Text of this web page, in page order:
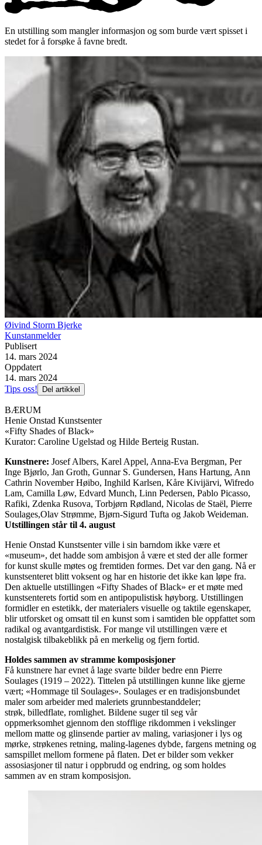
En utstilling som mangler informasjon og som burde vært spisset i
stedet for å forsøke å favne bredt.
Øivind Storm Bjerke
Kunstanmelder
Publisert
14. mars 2024
Oppdatert
14. mars 2024
Tips oss!
Del artikkel
BÆRUM
Henie Onstad Kunstsenter
«Fifty Shades of Black»
Kurator: Caroline Ugelstad og Hilde Berteig Rustan.
Kunstnere: Josef Albers, Karel Appel, Anna-Eva Bergman, Per
Inge Bjørlo, Jan Groth, Gunnar S. Gundersen, Hans Hartung, Ann
Cathrin November Høibo, Inghild Karlsen, Kåre Kivijärvi, Wifredo
Lam, Camilla Løw, Edvard Munch, Linn Pedersen, Pablo Picasso,
Rafiki, Zdenka Rusova, Torbjørn Rødland, Nicolas de Staël, Pierre
Soulages,Olav Strømme, Bjørn-Sigurd Tufta og Jakob Weideman.
Utstillingen står til 4. august
Henie Onstad Kunstsenter ville i sin barndom ikke være et
«museum», det hadde som ambisjon å være et sted der alle former
for kunst skulle møtes og fremtiden formes. Det var den gang. Nå er
kunstsenteret blitt voksent og har en historie det ikke kan løpe fra.
Den aktuelle utstillingen «Fifty Shades of Black» er et møte med
kunstsenterets fortid som en antipopulistisk høyborg. Utstillingen
formidler en estetikk, der materialers visuelle og taktile egenskaper,
blir utforsket og omsatt til en kunst som i samtiden ble oppfattet som
radikal og avantgardistisk. For mange vil utstillingen være et
nostalgisk tilbakeblikk på en merkelig og fjern fortid.
Holdes sammen av stramme komposisjoner
Få kunstnere har evnet å lage svarte bilder bedre enn Pierre
Soulages (1919 – 2022). Tittelen på utstillingen kunne like gjerne
vært; «Hommage til Soulages». Soulages er en tradisjonsbundet
maler som arbeider med maleriets grunnbestanddeler;
strøk, billedflate, romlighet. Bildene suger til seg vår
oppmerksomhet gjennom den stofflige rikdommen i vekslinger
mellom matte og glinsende partier av maling, variasjoner i lys og
mørke, strøkenes retning, maling-lagenes dybde, fargens metning og
samspillet mellom formene på flaten. Det er bilder som vekker
assosiasjoner til natur i oppbrudd og endring, og som holdes
sammen av en stram komposisjon.